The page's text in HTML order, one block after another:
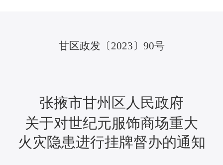
甘区政发〔2023 〕 90号
张掖市甘州区人民政府
关于对世纪元服饰商场重大
火灾隐患进行挂牌督办的通知